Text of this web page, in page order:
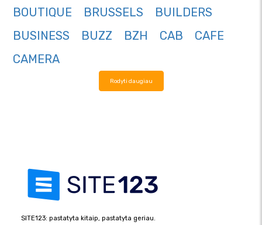
BOUTIQUE
BRUSSELS
BUILDERS
BUSINESS
BUZZ BZH CAB
CAFE
CAMERA
Rodyti daugiau
SITE123: pastatyta kitaip, pastatyta geriau.